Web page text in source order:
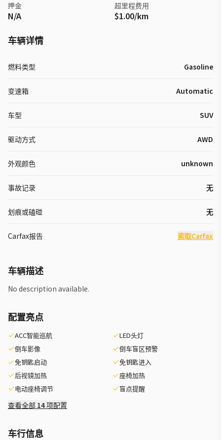
押金
N/A
超里程费用
$1.00/km
车辆详情
燃料类型 Gasoline
变速箱 Automatic
车型 SUV
驱动方式 AWD
外观颜色 unknown
事故记录 无
划痕或磕碰 无
Carfax报告 索取Carfax
车辆描述
No description available.
配置亮点
ACC智能巡航
LED头灯
倒车影像
倒车盲区预警
免钥匙启动
免钥匙进入
后视镜加热
座椅加热
电动座椅调节
盲点提醒
查看全部 14 项配置
车行信息